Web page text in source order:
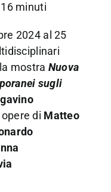
minuti
2024 al 25
mostra Nuova
sugli
di Matteo